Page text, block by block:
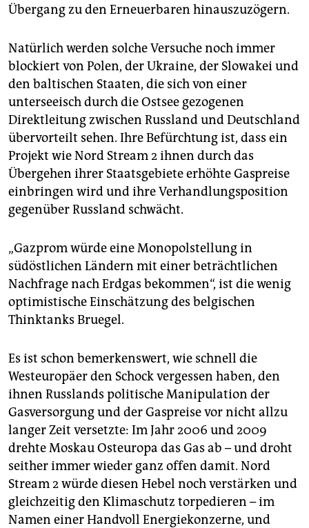
Übergang zu den Erneuerbaren hinauszuzögern.
Natürlich werden solche Versuche noch immer
blockiert von Polen, der Ukraine, der Slowakei und
den baltischen Staaten, die sich von einer
unterseeisch durch die Ostsee gezogenen
Direktleitung zwischen Russland und Deutschland
übervorteilt sehen. Ihre Befürchtung ist, dass ein
Projekt wie Nord Stream 2 ihnen durch das
Übergehen ihrer Staatsgebiete erhöhte Gaspreise
einbringen wird und ihre Verhandlungsposition
gegenüber Russland schwächt.
„Gazprom würde eine Monopolstellung in
südöstlichen Ländern mit einer beträchtlichen
Nachfrage nach Erdgas bekommen“, ist die wenig
optimistische Einschätzung des belgischen
Thinktanks Bruegel.
Es ist schon bemerkenswert, wie schnell die
Westeuropäer den Schock vergessen haben, den
ihnen Russlands politische Manipulation der
Gasversorgung und der Gaspreise vor nicht allzu
langer Zeit versetzte: Im Jahr 2006 und 2009
drehte Moskau Osteuropa das Gas ab – und droht
seither immer wieder ganz offen damit. Nord
Stream 2 würde diesen Hebel noch verstärken und
gleichzeitig den Klimaschutz torpedieren – im
Namen einer Handvoll Energiekonzerne, und